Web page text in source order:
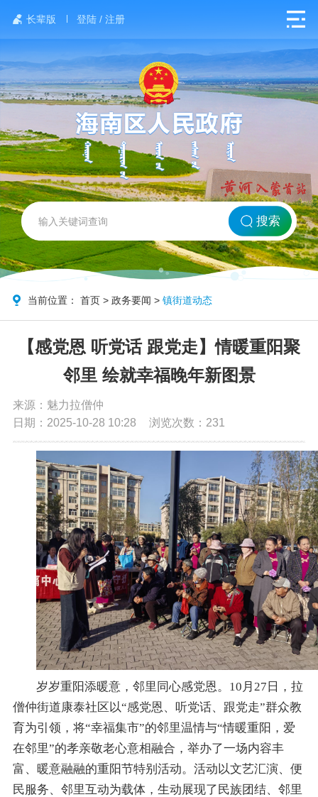
长辈版 登陆 / 注册
网站首页
北方海南
政务要闻
党务公开
政务公开
政务服务
互动交流
数据发布
搜索
当前位置：首页 >政务要闻 >镇街道动态
【感党恩 听党话 跟党走】情暖重阳聚
邻里 绘就幸福晚年新图景
来源：魅力拉僧仲
日期：2025-10-28 10:28
浏览次数： 231
岁岁重阳添暖意，邻里同心感党恩。 10月27日，拉
僧仲街道康泰社区以“感党恩、听党话、跟党走”群众教
育为引领，将“幸福集市”的邻里温情与“情暖重阳，爱
在邻里”的孝亲敬老心意相融合，举办了一场内容丰
富、暖意融融的重阳节特别活动。活动以文艺汇演、便
民服务、邻里互动为载体，生动展现了民族团结、邻里